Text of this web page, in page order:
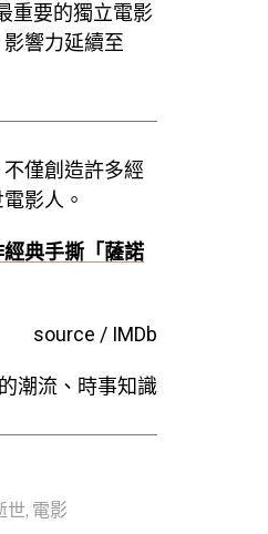
重要的獨立電影
響力延續至
僅創造許多經
影人。
典手撕「薩諾
source / IMDb
潮流、時事知識
世, 電影